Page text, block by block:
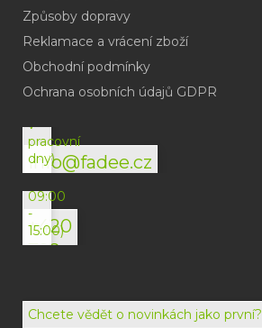
Způsoby dopravy
Reklamace a vrácení zboží
Obchodní podmínky
Ochrana osobních údajů GDPR
info@fadee.cz
(odpověď
do
v
pracovní
dny)
+420
792
072
(Po-
09:00
-
15:00)
Chcete vědět o novinkách jako první?